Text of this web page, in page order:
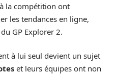
la compétition ont
les tendances en ligne,
GP Explorer 2.
à lui seul devient un sujet
et leurs équipes ont non